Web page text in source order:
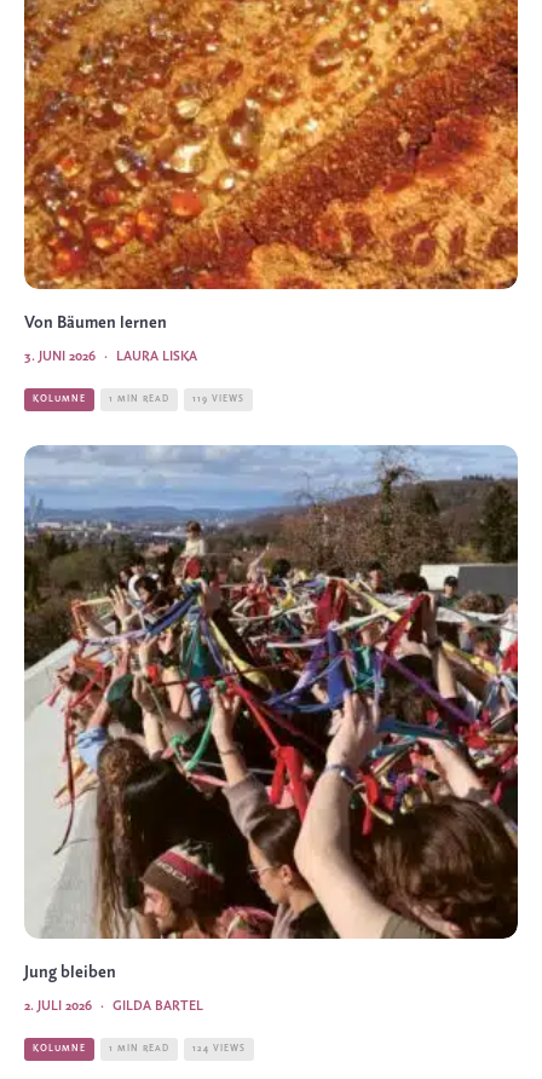
Von Bäumen lernen
LAURA LISKA
·
3. JUNI 2026
KOLUMNE 1 MIN READ 119 VIEWS
Jung bleiben
GILDA BARTEL
·
2. JULI 2026
KOLUMNE 1 MIN READ 124 VIEWS